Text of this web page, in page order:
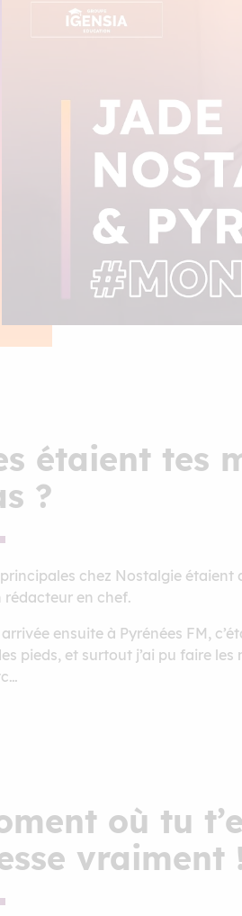
étaient tes
?
chez Nostalgie
rédacteur en chef.
ensuite à Pyrénées FM,
pieds, et surtout j’ai pu faire
où tu
vraiment